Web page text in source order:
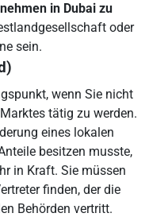
in Dubai zu
oder
sein.
wenn Sie nicht
tätig zu werden.
eines lokalen
besitzen musste,
in Kraft. Sie müssen
finden, der die
Behörden vertritt.